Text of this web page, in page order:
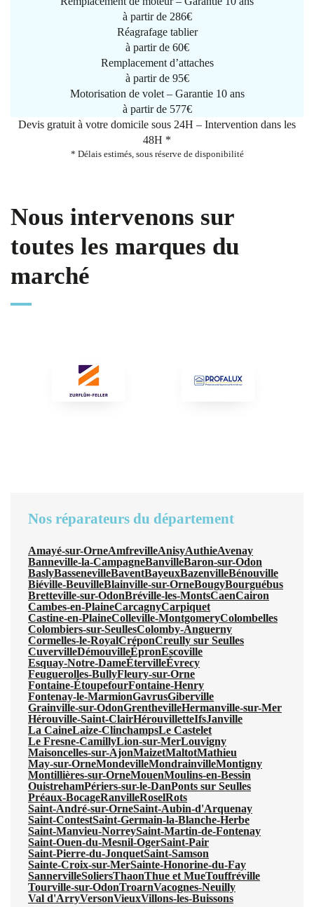
à partir de 286€
Réagrafage tablier
à partir de 60€
Remplacement d’attaches
à partir de 95€
Motorisation de volet – Garantie 10 ans
à partir de 577€
Devis gratuit à votre domicile sous 24H – Intervention dans les
48H *
* Délais estimés, sous réserve de disponibilité
Nous intervenons sur
toutes les marques du
marché
Nos réparateurs du département
Amayé-sur-OrneAmfrevilleAnisyAuthieAvenay
Banneville-la-CampagneBanvilleBaron-sur-Odon
BaslyBassenevilleBaventBayeuxBazenvilleBénouville
Biéville-BeuvilleBlainville-sur-OrneBougyBourguébus
Bretteville-sur-OdonBréville-les-MontsCaenCairon
Cambes-en-PlaineCarcagnyCarpiquet
Castine-en-PlaineColleville-MontgomeryColombelles
Colombiers-sur-SeullesColomby-Anguerny
Cormelles-le-RoyalCréponCreully sur Seulles
CuvervilleDémouvilleÉpronEscoville
Esquay-Notre-DameÉtervilleÉvrecy
Feuguerolles-BullyFleury-sur-Orne
Fontaine-ÉtoupefourFontaine-Henry
Fontenay-le-MarmionGavrusGiberville
Grainville-sur-OdonGrenthevilleHermanville-sur-Mer
Hérouville-Saint-ClairHérouvilletteIfsJanville
La CaineLaize-ClinchampsLe Castelet
Le Fresne-CamillyLion-sur-MerLouvigny
Maisoncelles-sur-AjonMaizetMaltotMathieu
May-sur-OrneMondevilleMondrainvilleMontigny
Montillières-sur-OrneMouenMoulins-en-Bessin
OuistrehamPériers-sur-le-DanPonts sur Seulles
Préaux-BocageRanvilleRoselRots
Saint-André-sur-OrneSaint-Aubin-d'Arquenay
Saint-ContestSaint-Germain-la-Blanche-Herbe
Saint-Manvieu-NorreySaint-Martin-de-Fontenay
Saint-Ouen-du-Mesnil-OgerSaint-Pair
Saint-Pierre-du-JonquetSaint-Samson
Sainte-Croix-sur-MerSainte-Honorine-du-Fay
SannervilleSoliersThaonThue et MueTouffréville
Tourville-sur-OdonTroarnVacognes-Neuilly
Val d'ArryVersonVieuxVillons-les-Buissons